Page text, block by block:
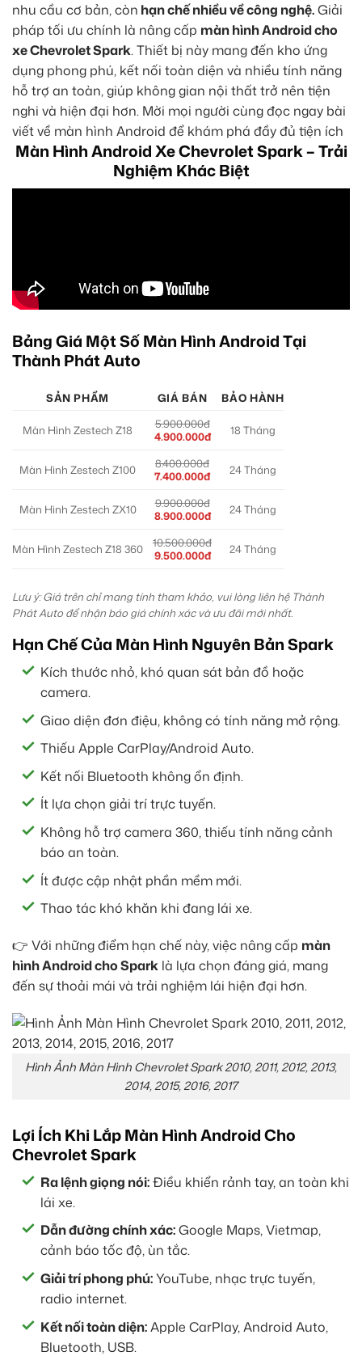
nhu cầu cơ bản, còn hạn chế nhiều về công nghệ.Giải
pháp tối ưu chính là nâng cấp màn hình Android cho
xe Chevrolet Spark. Thiết bị này mang đến kho ứng
dụng phong phú, kết nối toàn diện và nhiều tính năng
hỗ trợ an toàn, giúp không gian nội thất trở nên tiện
nghi và hiện đại hơn. Mời mọi người cùng đọc ngay bài
viết về màn hình Android để khám phá đầy đủ tiện ích
Màn Hình Android Xe Chevrolet Spark – Trải
Nghiệm Khác Biệt
Bảng Giá Một Số Màn Hình Android Tại
Thành Phát Auto
SẢN PHẨM GIÁ BÁN BẢO HÀNH
Màn Hình Zestech Z18
5.900.000đ
4.900.000đ
18 Tháng
Màn Hình Zestech Z100
8.400.000đ
7.400.000đ
24 Tháng
Màn Hình Zestech ZX10
9.900.000đ
8.900.000đ
24 Tháng
Màn Hình Zestech Z18 360
10.500.000đ
9.500.000đ
24 Tháng
Lưu ý: Giá trên chỉ mang tính tham khảo, vui lòng liên hệ Thành
Phát Auto để nhận báo giá chính xác và ưu đãi mới nhất.
Hạn Chế Của Màn Hình Nguyên Bản Spark
Kích thước nhỏ, khó quan sát bản đồ hoặc
camera.
Giao diện đơn điệu, không có tính năng mở rộng.
Thiếu Apple CarPlay/Android Auto.
Kết nối Bluetooth không ổn định.
Ít lựa chọn giải trí trực tuyến.
Không hỗ trợ camera 360, thiếu tính năng cảnh
báo an toàn.
Ít được cập nhật phần mềm mới.
Thao tác khó khăn khi đang lái xe.
👉 Với những điểm hạn chế này, việc nâng cấp màn
hình Android cho Spark là lựa chọn đáng giá, mang
đến sự thoải mái và trải nghiệm lái hiện đại hơn.
Hình Ảnh Màn Hình Chevrolet Spark 2010, 2011, 2012, 2013,
2014, 2015, 2016, 2017
Lợi Ích Khi Lắp Màn Hình Android Cho
Chevrolet Spark
Ra lệnh giọng nói:Điều khiển rảnh tay, an toàn khi
lái xe.
Dẫn đường chính xác:Google Maps, Vietmap,
cảnh báo tốc độ, ùn tắc.
Giải trí phong phú:YouTube, nhạc trực tuyến,
radio internet.
Kết nối toàn diện:Apple CarPlay, Android Auto,
Bluetooth, USB.